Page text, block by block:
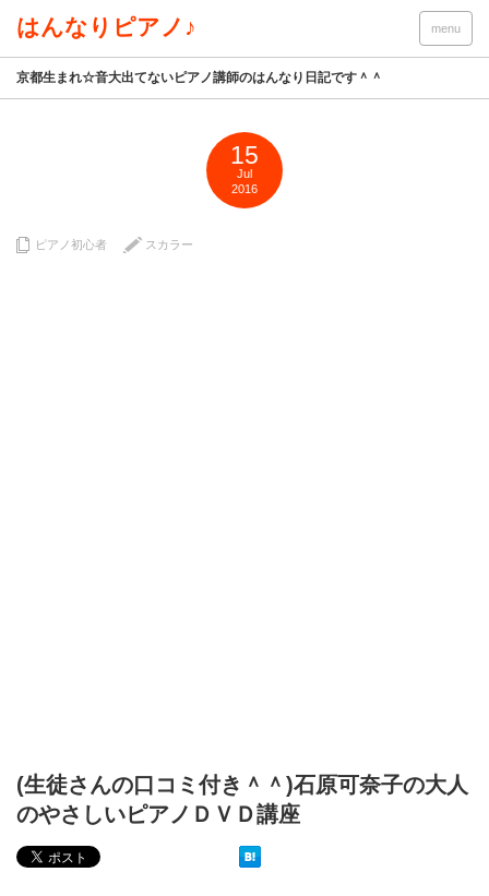
はんなりピアノ♪ menu
京都生まれ☆音大出てないピアノ講師のはんなり日記です＾＾
15
Jul
2016
ピアノ初心者 スカラー
(生徒さんの口コミ付き＾＾)石原可奈子の大人
のやさしいピアノＤＶＤ講座